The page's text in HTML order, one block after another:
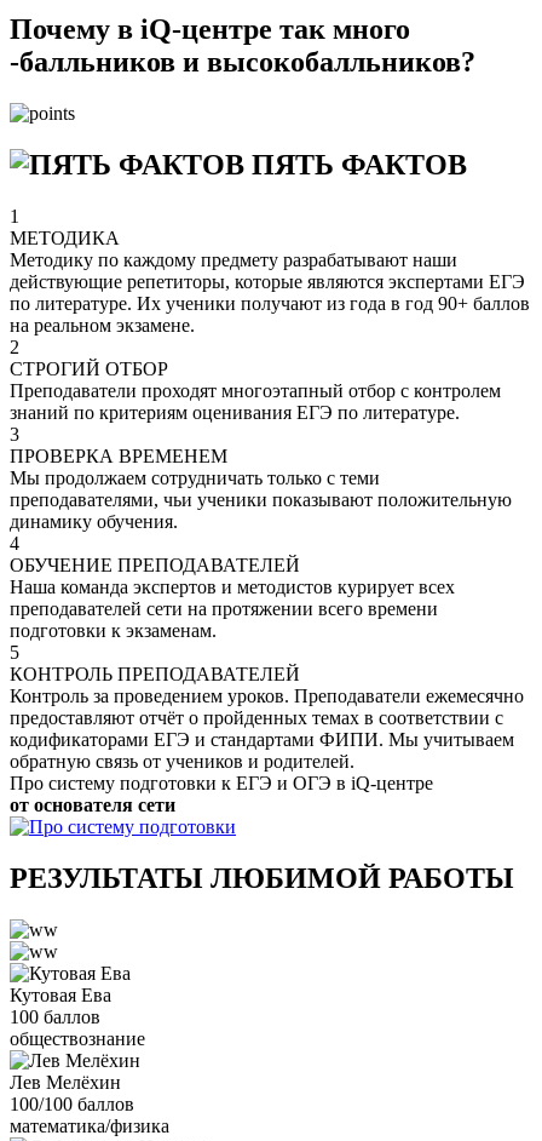
Почему в iQ-центре так много
-балльников и высокобалльников?
ПЯТЬ ФАКТОВ
1
МЕТОДИКА
Методику по каждому предмету разрабатывают наши
действующие репетиторы, которые являются экспертами ЕГЭ
по литературе. Их ученики получают из года в год 90+ баллов
на реальном экзамене.
2
СТРОГИЙ ОТБОР
Преподаватели проходят многоэтапный отбор с контролем
знаний по критериям оценивания ЕГЭ по литературе.
3
ПРОВЕРКА ВРЕМЕНЕМ
Мы продолжаем сотрудничать только с теми
преподавателями, чьи ученики показывают положительную
динамику обучения.
4
ОБУЧЕНИЕ ПРЕПОДАВАТЕЛЕЙ
Наша команда экспертов и методистов курирует всех
преподавателей сети на протяжении всего времени
подготовки к экзаменам.
5
КОНТРОЛЬ ПРЕПОДАВАТЕЛЕЙ
Контроль за проведением уроков. Преподаватели ежемесячно
предоставляют отчёт о пройденных темах в соответствии с
кодификаторами ЕГЭ и стандартами ФИПИ. Мы учитываем
обратную связь от учеников и родителей.
Про систему подготовки к ЕГЭ и ОГЭ в iQ-центре
от основателя сети
РЕЗУЛЬТАТЫ ЛЮБИМОЙ РАБОТЫ
Кутовая Ева
100 баллов
обществознание
Лев Мелёхин
100/100 баллов
математика/физика